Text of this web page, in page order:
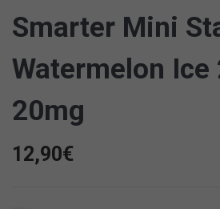
Smarter Mini
Watermelon Ice
20mg
12,90€